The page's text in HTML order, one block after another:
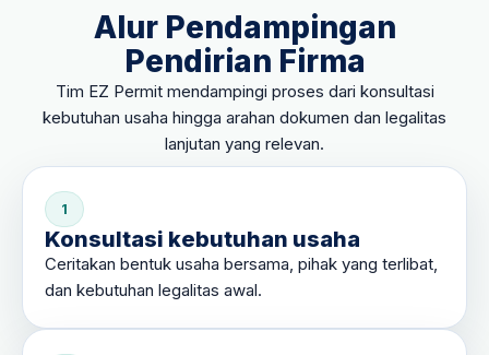
Alur Pendampingan
Pendirian Firma
Tim EZ Permit mendampingi proses dari konsultasi
kebutuhan usaha hingga arahan dokumen dan legalitas
lanjutan yang relevan.
1
Konsultasi kebutuhan usaha
Ceritakan bentuk usaha bersama, pihak yang terlibat,
dan kebutuhan legalitas awal.